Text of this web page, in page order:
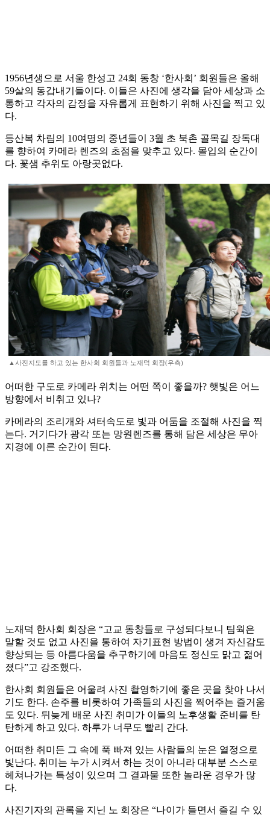
1956년생으로 서울 한성고 24회 동창 ‘한사회’ 회원들은 올해
59살의 동갑내기들이다. 이들은 사진에 생각을 담아 세상과 소
통하고 각자의 감정을 자유롭게 표현하기 위해 사진을 찍고 있
다.
등산복 차림의 10여명의 중년들이 3월 초 북촌 골목길 장독대
를 향하여 카메라 렌즈의 초점을 맞추고 있다. 몰입의 순간이
다. 꽃샘 추위도 아랑곳없다.
▲사진지도를 하고 있는 한사회 회원들과 노재덕 회장(우측)
어떠한 구도로 카메라 위치는 어떤 쪽이 좋을까? 햇빛은 어느
방향에서 비취고 있나?
카메라의 조리개와 셔터속도로 빛과 어둠을 조절해 사진을 찍
는다. 거기다가 광각 또는 망원렌즈를 통해 담은 세상은 무아
지경에 이른 순간이 된다.
노재덕 한사회 회장은 “고교 동창들로 구성되다보니 팀웍은
말할 것도 없고 사진을 통하여 자기표현 방법이 생겨 자신감도
향상되는 등 아름다움을 추구하기에 마음도 정신도 맑고 젊어
졌다”고 강조했다.
한사회 회원들은 어울려 사진 촬영하기에 좋은 곳을 찾아 나서
기도 한다. 손주를 비롯하여 가족들의 사진을 찍어주는 즐거움
도 있다. 뒤늦게 배운 사진 취미가 이들의 노후생활 준비를 탄
탄하게 하고 있다. 하루가 너무도 빨리 간다.
어떠한 취미든 그 속에 푹 빠져 있는 사람들의 눈은 열정으로
빛난다. 취미는 누가 시켜서 하는 것이 아니라 대부분 스스로
헤쳐나가는 특성이 있으며 그 결과물 또한 놀라운 경우가 많
다.
사진기자의 관록을 지닌 노 회장은 “나이가 들면서 즐길 수 있